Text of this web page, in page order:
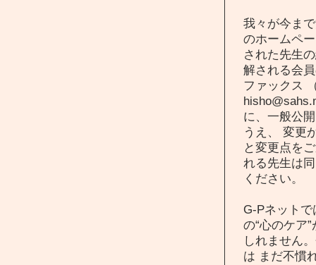
我々が今ま
のホームペ
された先生
解される会
ファックス
に、一般公
うえ、 変更
と変更点を
れる先生は
ください。
G-Pネット
の“心のケア
しれません
は まだ不慣